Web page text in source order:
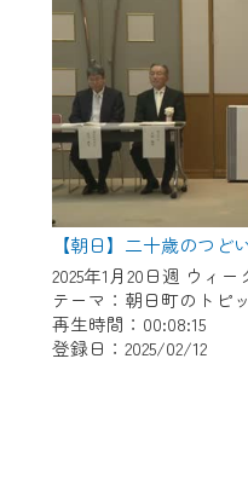
【朝日】二十歳のつど
2025年1月20日週 ウィ
テーマ：朝日町のトピ
再生時間：00:08:15
登録日：2025/02/12